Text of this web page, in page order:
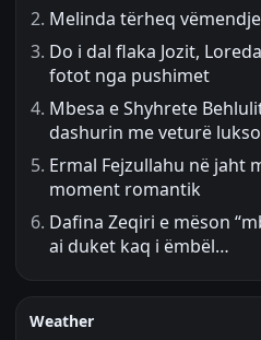
Melinda tërheq
Do i dal flaka Jozit,
fotot nga pushimet
Mbesa e Shyhrete
dashurin me veturë
Ermal Fejzullahu në jaht
moment romantik
Dafina Zeqiri e mëson
ai duket kaq i ëmbël…
Weather